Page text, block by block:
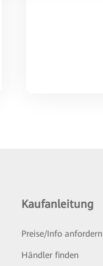
Kaufanleitung
Preise/Info anfordern
Händler finden